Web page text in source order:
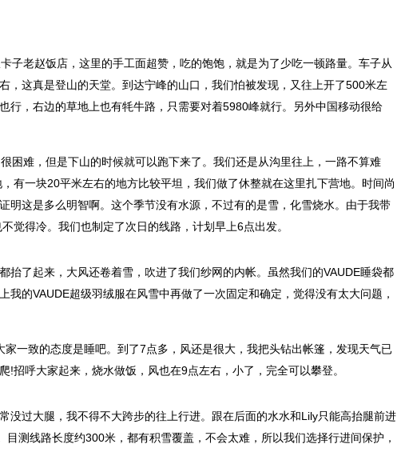
老赵饭店，这里的手工面超赞，吃的饱饱，就是为了少吃一顿路量。车子从
，这真是登山的天堂。到达宁峰的山口，我们怕被发现，又往上开了500米左
行，右边的草地上也有牦牛路，只需要对着5980峰就行。另外中国移动很给
难，但是下山的时候就可以跑下来了。我们还是从沟里往上，一路不算难
有一块20平米左右的地方比较平坦，我们做了休整就在这里扎下营地。时间尚
明这是多么明智啊。这个季节没有水源，不过有的是雪，化雪烧水。由于我带
觉得冷。我们也制定了次日的线路，计划早上6点出发。
了起来，大风还卷着雪，吹进了我们纱网的内帐。虽然我们的VAUDE睡袋都
的VAUDE超级羽绒服在风雪中再做了一次固定和确定，觉得没有太大问题，
致的态度是睡吧。到了7点多，风还是很大，我把头钻出帐篷，发现天气已
招呼大家起来，烧水做饭，风也在9点左右，小了，完全可以攀登。
过大腿，我不得不大跨步的往上行进。跟在后面的水水和Lily只能高抬腿前进
测线路长度约300米，都有积雪覆盖，不会太难，所以我们选择行进间保护，